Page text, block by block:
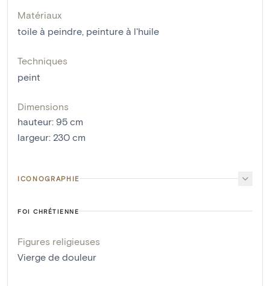
Matériaux
toile à peindre peinture à l'huile
Techniques
peint
Dimensions
hauteur: 95 cm
largeur: 230 cm
ICONOGRAPHIE
FOI CHRÉTIENNE
Figures religieuses
Vierge de douleur